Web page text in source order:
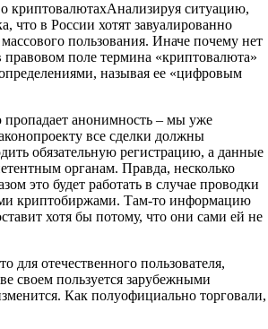
Анализируя ситуацию,
что в России хотят завуалированно
пользования. Иначе почему нет
правовом поле термина «криптовалюта»
называя ее «цифровым
анонимность – мы уже
все сделки должны
обязательную регистрацию, а данные
органам. Правда, несколько
это будет работать в случае проводки
криптобиржами. Там-то информацию
хотя бы потому, что они сами ей не
для отечественного пользователя,
своем пользуется зарубежными
Как полуофициально торговали,